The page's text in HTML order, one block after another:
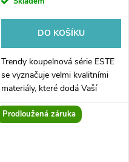
DO KOŠÍKU
Trendy koupelnová série ESTE
se vyznačuje velmi kvalitními
materiály, které dodá Vaší
koupelně velmi svěží vzhled.
Koupelnová série je vyrobena
Prodloužená záruka